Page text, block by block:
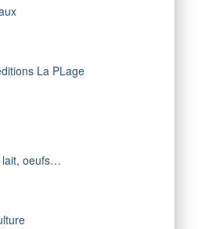
La PLage
lait, oeufs…